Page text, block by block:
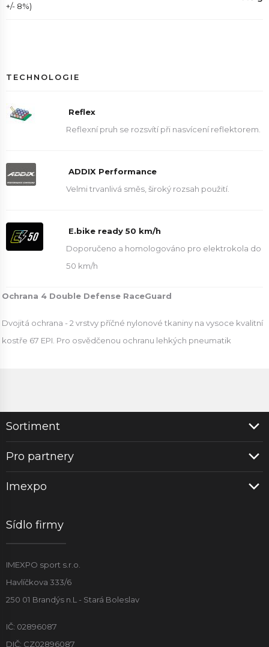
+/- 8%)
TECHNOLOGIE
Reflex
Reflexní pruh se rozsvítí při nasvícení reflektorem.
ADDIX Performance
Velmi trvanlivá směs, široký rozsah použití.
E.bike ready 50 km/h
Doporučeno a homologováno pro elektrokola do
50 km/h
Ochrana 4 Double Defense RaceGuard
Dvojitá ochrana - 2 vrstvy příčné nylonové tkaniny na vysoce kvalitní
kostře 67 EPI. Pro osvědčenou ochranu lehkých pneumatik
Sortiment
Pro partnery
Imexpo
Sídlo firmy
IMEXPO sport s.r.o.
Havlíčkova 333/6
250 01 Brandýs n.L - Stará Boleslav
IČ: 02896087
DIČ: CZ02896087